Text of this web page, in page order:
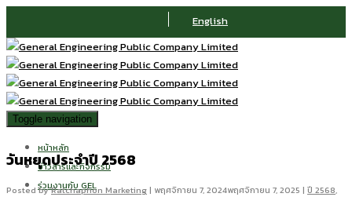
English
Toggle navigation
หน้าหลัก
ข่าวสารและกิจกรรม
ร่วมงานกับ GEL
วันหยุดประจำปี 2568
Posted byRatchaphon Marketing| พฤศจิกายน 7, 2024พฤศจิกายน 7, 2025 | ปี 2568,